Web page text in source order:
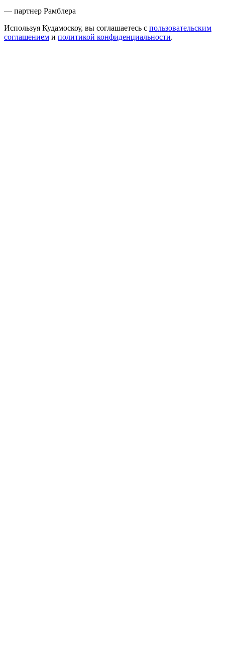
— партнер Рамблера
Используя Кудамоскоу, вы соглашаетесь с пользовательским
соглашением и политикой конфиденциальности.